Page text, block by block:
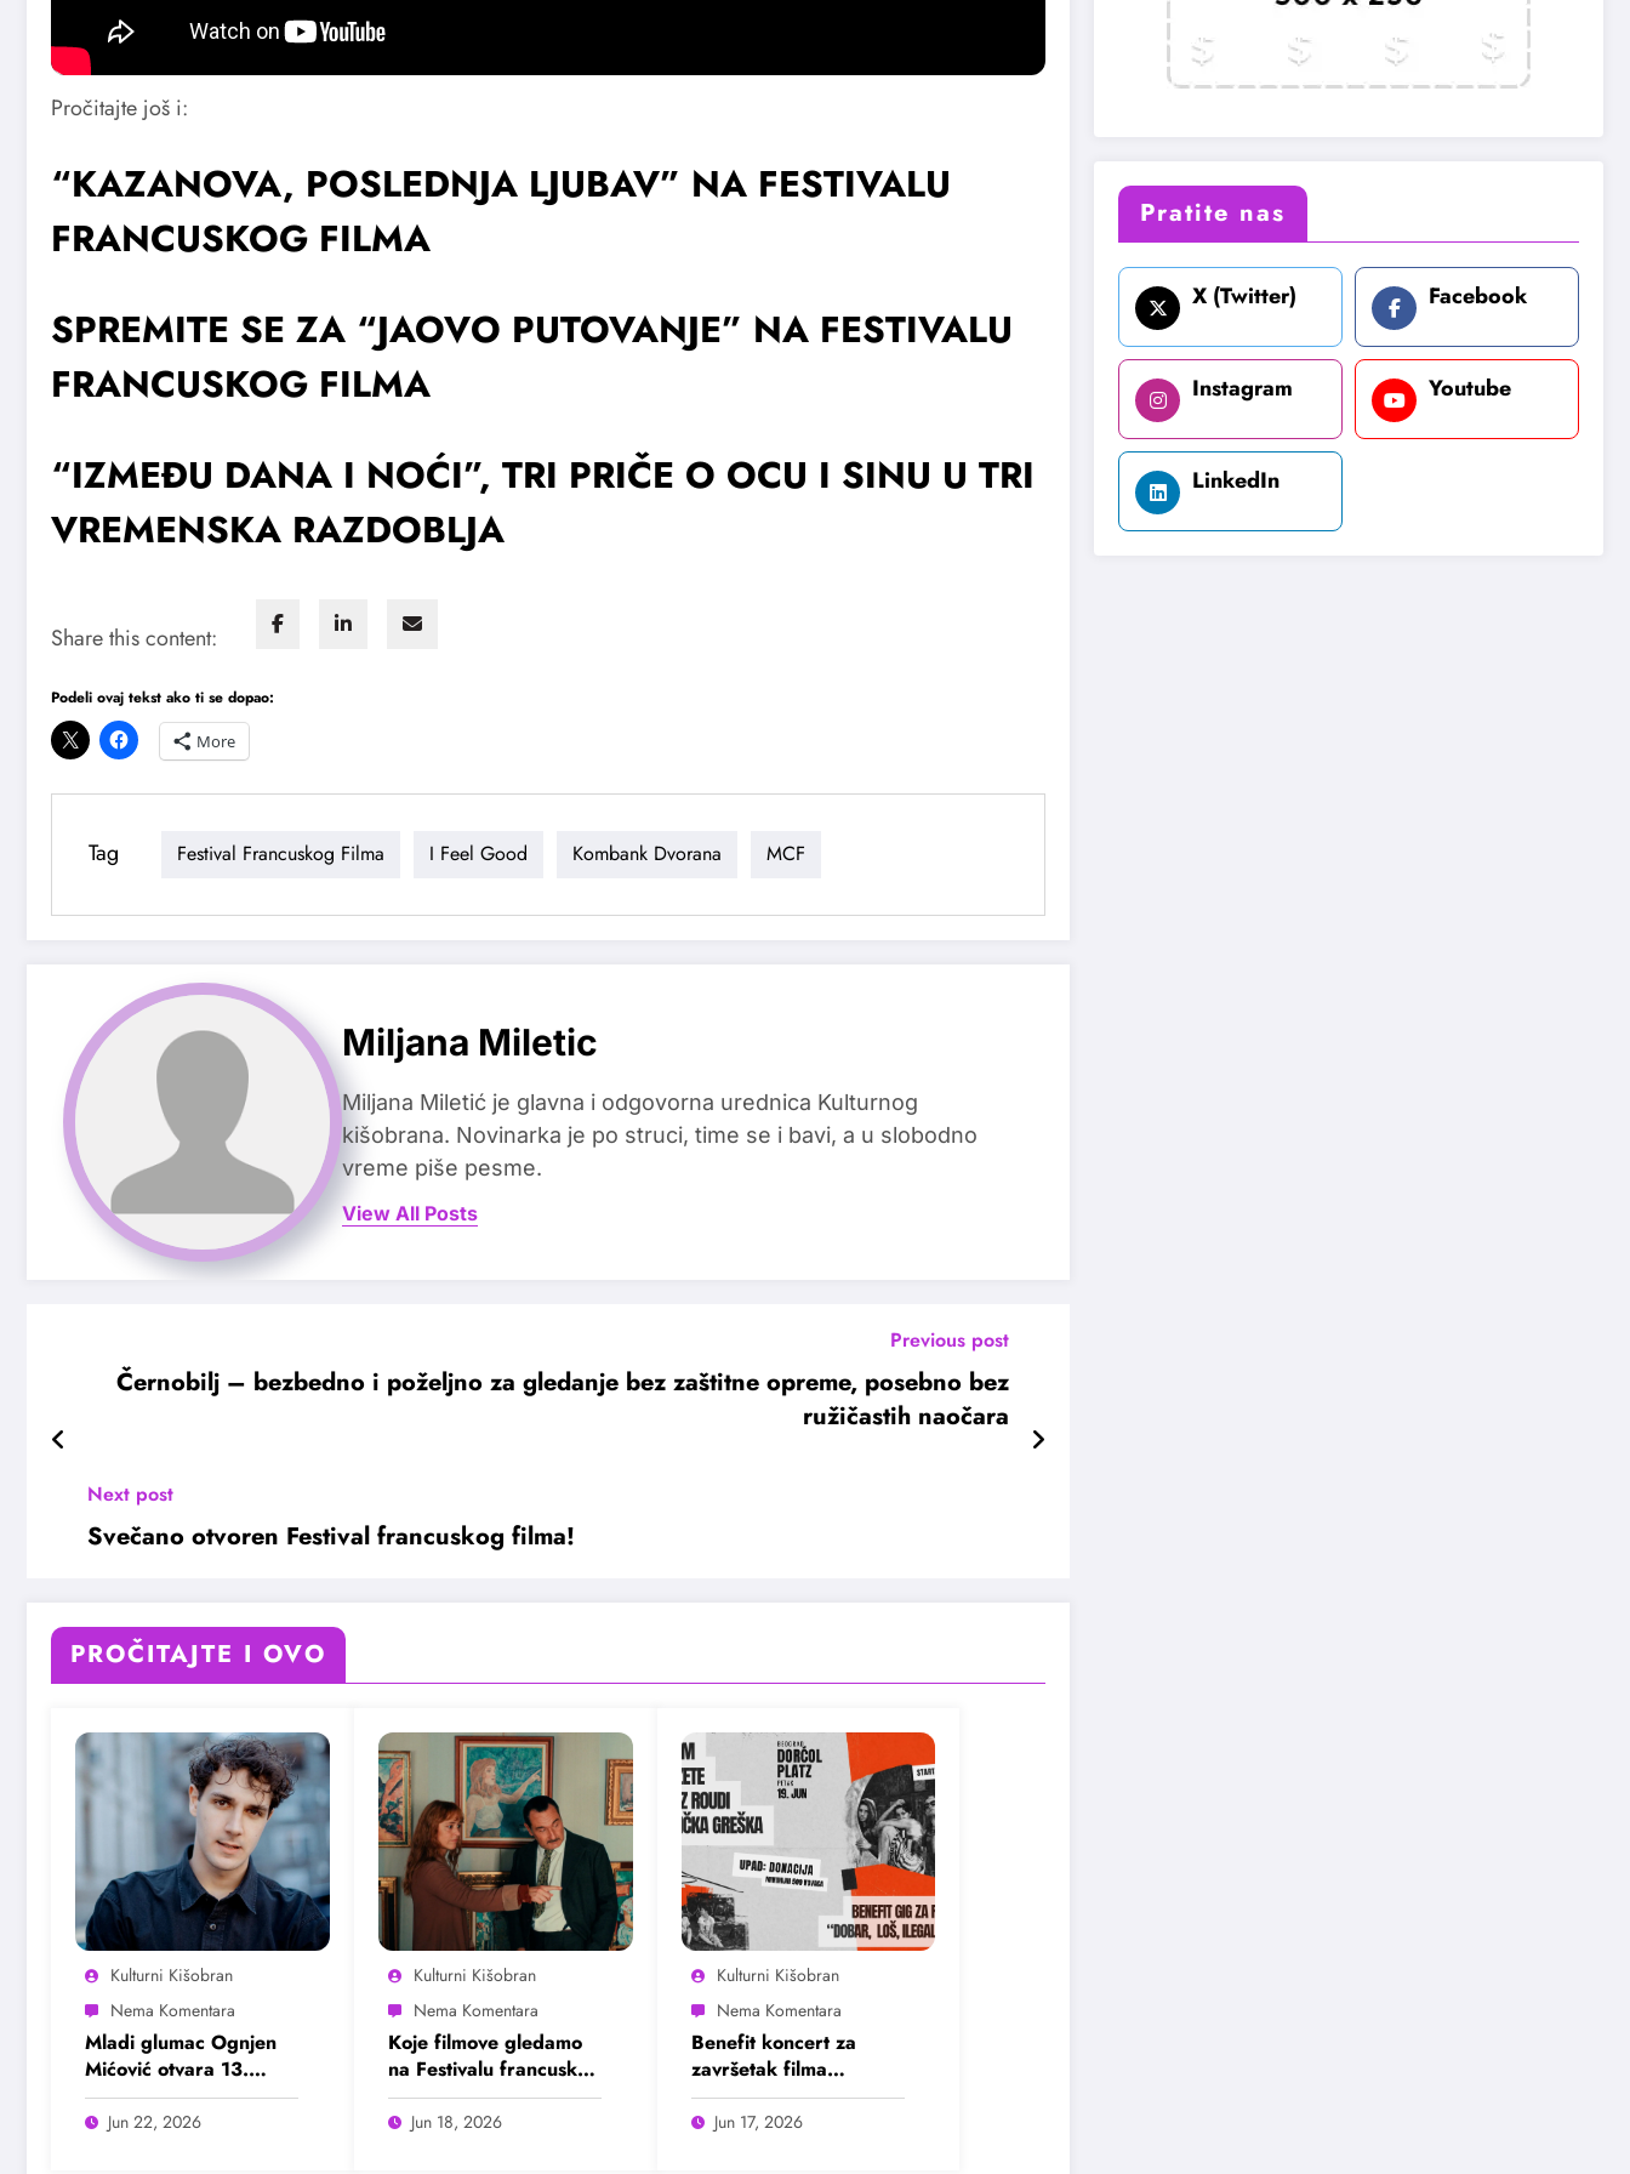
Foto: Youtube/Printscreen
Pročitajte još i:
“KAZANOVA, POSLEDNJA LJUBAV” NA FESTIVALU
FRANCUSKOG FILMA
SPREMITE SE ZA “JAOVO PUTOVANJE” NA FESTIVALU
FRANCUSKOG FILMA
“IZMEĐU DANA I NOĆI”, TRI PRIČE O OCU I SINU U TRI
VREMENSKA RAZDOBLJA
Share this content:
Podeli ovaj tekst ako ti se dopao:
More
Tag Festival Francuskog Filma I Feel Good Kombank Dvorana MCF
Miljana Miletic
Miljana Miletić je glavna i odgovorna urednica Kulturnog
kišobrana. Novinarka je po struci, time se i bavi, a u slobodno
vreme piše pesme.
View All Posts
Previous post
Černobilj – bezbedno i poželjno za gledanje bez zaštitne opreme, posebno bez
ružičastih naočara
Next post
Svečano otvoren Festival francuskog filma!
PROČITAJTE I OVO
Kulturni Kišobran
Mladi glumac Ognjen
Mićović otvara 13.
Bašta Fest
Jun 22, 2026
Kulturni Kišobran
Koje filmove gledamo
na Festivalu francuskog
filma?
Jun 18, 2026
Kulturni Kišobran
Benefit koncert za
završetak filma
„Dobar, loš, ilegalan“
Jun 17, 2026
Pratite nas
X (Twitter) Facebook
Instagram Youtube
LinkedIn